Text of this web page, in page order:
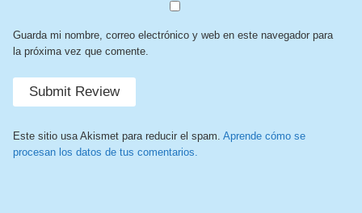
Guarda mi nombre, correo electrónico y web en este navegador para
la próxima vez que comente.
Este sitio usa Akismet para reducir el spam. Aprende cómo se
procesan los datos de tus comentarios.